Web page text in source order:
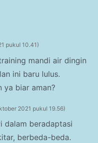
pukul 10.41
mandi air dingin
ini baru lulus.
ya biar aman?
2021 pukul 19.56
dalam beradaptasi
berbeda-beda.